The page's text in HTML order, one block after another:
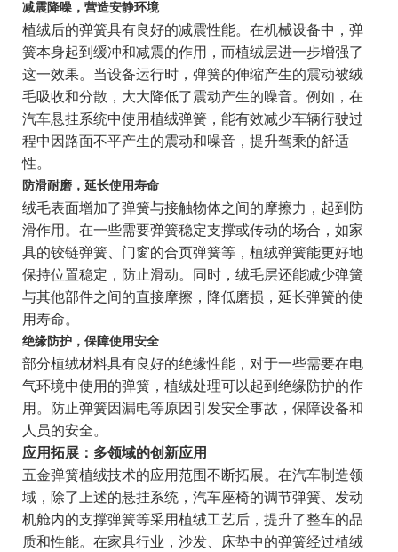
减震降噪，营造安静环境
植绒后的弹簧具有良好的减震性能。在机械设备中，弹
簧本身起到缓冲和减震的作用，而植绒层进一步增强了
这一效果。当设备运行时，弹簧的伸缩产生的震动被绒
毛吸收和分散，大大降低了震动产生的噪音。例如，在
汽车悬挂系统中使用植绒弹簧，能有效减少车辆行驶过
程中因路面不平产生的震动和噪音，提升驾乘的舒适
性。
防滑耐磨，延长使用寿命
绒毛表面增加了弹簧与接触物体之间的摩擦力，起到防
滑作用。在一些需要弹簧稳定支撑或传动的场合，如家
具的铰链弹簧、门窗的合页弹簧等，植绒弹簧能更好地
保持位置稳定，防止滑动。同时，绒毛层还能减少弹簧
与其他部件之间的直接摩擦，降低磨损，延长弹簧的使
用寿命。
绝缘防护，保障使用安全
部分植绒材料具有良好的绝缘性能，对于一些需要在电
气环境中使用的弹簧，植绒处理可以起到绝缘防护的作
用。防止弹簧因漏电等原因引发安全事故，保障设备和
人员的安全。
应用拓展：多领域的创新应用
五金弹簧植绒技术的应用范围不断拓展。在汽车制造领
域，除了上述的悬挂系统，汽车座椅的调节弹簧、发动
机舱内的支撑弹簧等采用植绒工艺后，提升了整车的品
质和性能。在家具行业，沙发、床垫中的弹簧经过植绒